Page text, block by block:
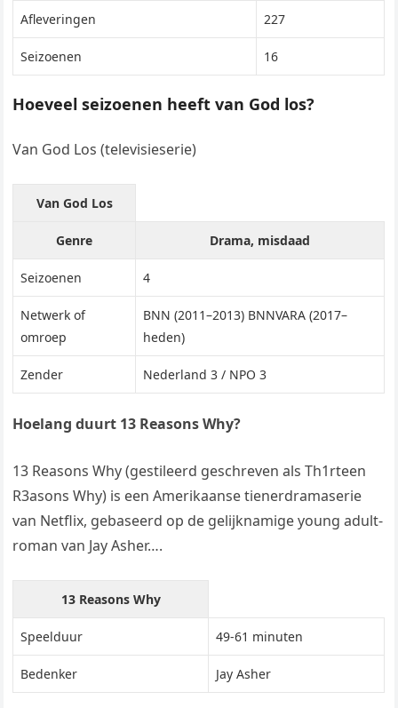
Afleveringen 227
Seizoenen 16
Hoeveel seizoenen heeft van God los?
Van God Los (televisieserie)
Van God Los
Genre Drama, misdaad
Seizoenen 4
Netwerk of
omroep
BNN (2011–2013) BNNVARA (2017–
heden)
Zender Nederland 3 / NPO 3
Hoelang duurt 13 Reasons Why?
13 Reasons Why (gestileerd geschreven als Th1rteen
R3asons Why) is een Amerikaanse tienerdramaserie
van Netflix, gebaseerd op de gelijknamige young adult-
roman van Jay Asher….
13 Reasons Why
Speelduur 49-61 minuten
Bedenker Jay Asher